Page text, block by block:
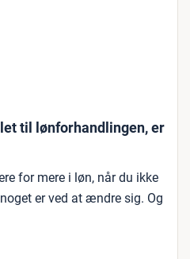
til lønforhandlingen, er
for mere i løn, når du ikke
er ved at ændre sig. Og